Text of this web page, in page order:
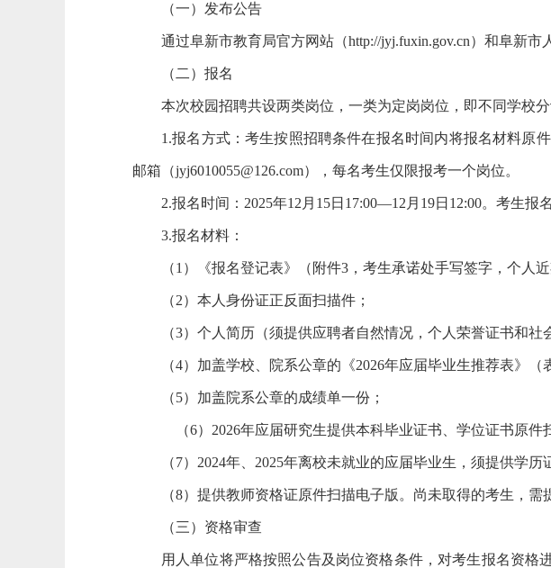
（一）发布公告
通过阜新市教育局官方网站（http://jyj.fuxin.gov.cn）和阜新市
（二）报名
本次校园招聘共设两类岗位，一类为定岗岗位，即不同学校
1.报名方式：考生按照招聘条件在报名时间内将报名材料原
邮箱（jyj6010055@126.com），每名考生仅限报考一个岗位。
2.报名时间：2025年12月15日17:00—12月19日12:00。考生
3.报名材料：
（1）《报名登记表》（附件3，考生承诺处手写签字，个人
（2）本人身份证正反面扫描件；
（3）个人简历（须提供应聘者自然情况，个人荣誉证书和社
（4）加盖学校、院系公章的《2026年应届毕业生推荐表》
（5）加盖院系公章的成绩单一份；
（6）2026年应届研究生提供本科毕业证书、学位证书原件
（7）2024年、2025年离校未就业的应届毕业生，须提供学
（8）提供教师资格证原件扫描电子版。尚未取得的考生，
（三）资格审查
用人单位将严格按照公告及岗位资格条件，对考生报名资